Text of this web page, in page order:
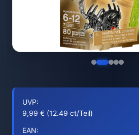
UVP:
9,99 € (12.49 ct/Teil)
EAN: